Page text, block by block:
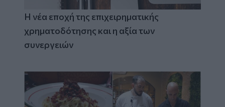
Η νέα εποχή της επιχειρηματικής
χρηματοδότησης και η αξία των
συνεργειών